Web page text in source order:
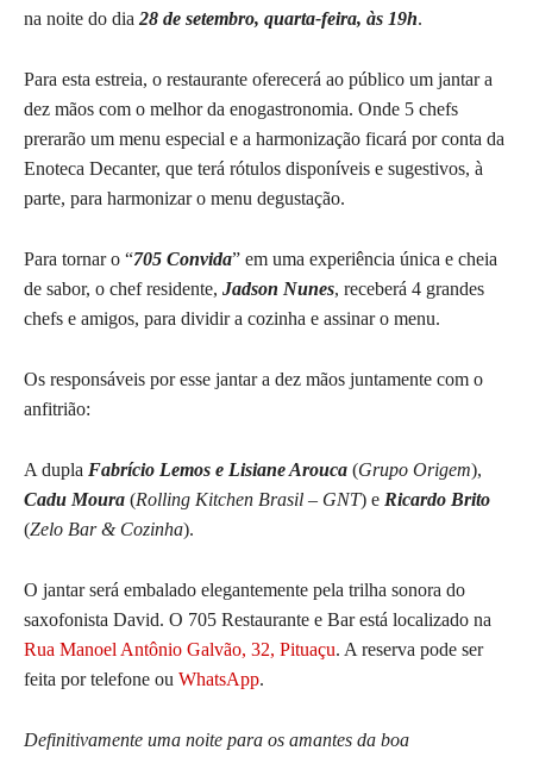
na noite do dia 28 de setembro, quarta-feira, às 19h.
Para esta estreia, o restaurante oferecerá ao público um jantar a
dez mãos com o melhor da enogastronomia. Onde 5 chefs
prerarão um menu especial e a harmonização ficará por conta da
Enoteca Decanter, que terá rótulos disponíveis e sugestivos, à
parte, para harmonizar o menu degustação.
Para tornar o “705 Convida” em uma experiência única e cheia
de sabor, o chef residente, Jadson Nunes, receberá 4 grandes
chefs e amigos, para dividir a cozinha e assinar o menu.
Os responsáveis por esse jantar a dez mãos juntamente com o
anfitrião:
A dupla Fabrício Lemos e Lisiane Arouca (Grupo Origem),
Cadu Moura (Rolling Kitchen Brasil – GNT) e Ricardo Brito
(Zelo Bar & Cozinha).
O jantar será embalado elegantemente pela trilha sonora do
saxofonista David. O 705 Restaurante e Bar está localizado na
Rua Manoel Antônio Galvão, 32, Pituaçu. A reserva pode ser
feita portelefone ou WhatsApp.
Definitivamente uma noite para os amantes da boa